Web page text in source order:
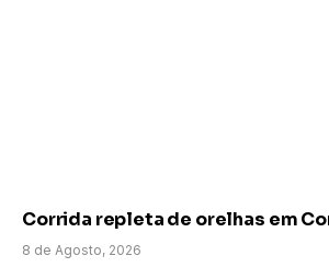
Corrida repleta de orelhas em
8 de Agosto, 2026